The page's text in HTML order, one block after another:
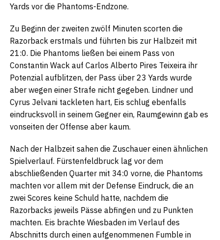
Yards vor die Phantoms-Endzone.
Zu Beginn der zweiten zwölf Minuten scorten die
Razorback erstmals und führten bis zur Halbzeit mit
21:0. Die Phantoms ließen bei einem Pass von
Constantin Wack auf Carlos Alberto Pires Teixeira ihr
Potenzial aufblitzen, der Pass über 23 Yards wurde
aber wegen einer Strafe nicht gegeben. Lindner und
Cyrus Jelvani tackleten hart, Eis schlug ebenfalls
eindrucksvoll in seinem Gegner ein, Raumgewinn gab es
vonseiten der Offense aber kaum.
Nach der Halbzeit sahen die Zuschauer einen ähnlichen
Spielverlauf. Fürstenfeldbruck lag vor dem
abschließenden Quarter mit 34:0 vorne, die Phantoms
machten vor allem mit der Defense Eindruck, die an
zwei Scores keine Schuld hatte, nachdem die
Razorbacks jeweils Pässe abfingen und zu Punkten
machten. Eis brachte Wiesbaden im Verlauf des
Abschnitts durch einen aufgenommenen Fumble in